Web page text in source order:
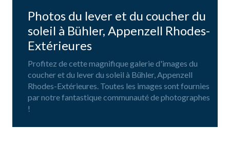
Photos du lever et du coucher du
soleil à Bühler, Appenzell Rhodes-
Extérieures
Profitez de cette magnifique galerie d'images du
coucher et du lever du soleil à Bühler, Appenzell
Rhodes-Extérieures. Toutes les images sont fournies
par notre fantastique communauté de photographes
!